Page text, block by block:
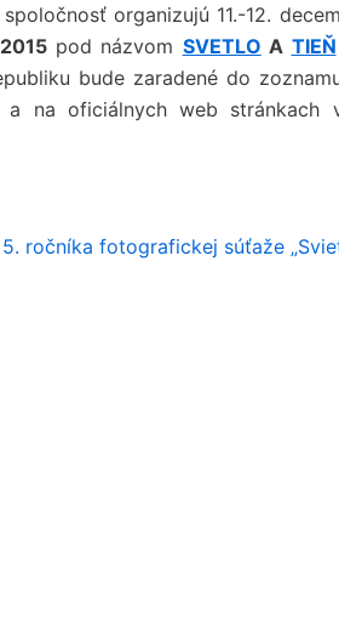
organizujú 11.-12.
pod názvom SVETLO A TIEŇ
bude zaradené do
na oficiálnych web stránkach
ročníka fotografickej súťaže